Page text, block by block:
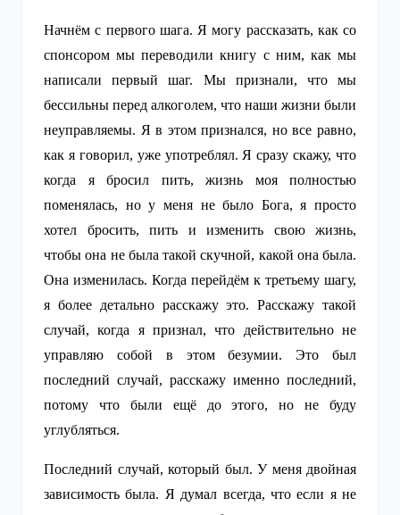
Начнём с первого шага. Я могу рассказать, как со
спонсором мы переводили книгу с ним, как мы
написали первый шаг. Мы признали, что мы
бессильны перед алкоголем, что наши жизни были
неуправляемы. Я в этом признался, но все равно,
как я говорил, уже употреблял. Я сразу скажу, что
когда я бросил пить, жизнь моя полностью
поменялась, но у меня не было Бога, я просто
хотел бросить, пить и изменить свою жизнь,
чтобы она не была такой скучной, какой она была.
Она изменилась. Когда перейдём к третьему шагу,
я более детально расскажу это. Расскажу такой
случай, когда я признал, что действительно не
управляю собой в этом безумии. Это был
последний случай, расскажу именно последний,
потому что были ещё до этого, но не буду
углубляться.
Последний случай, который был. У меня двойная
зависимость была. Я думал всегда, что если я не